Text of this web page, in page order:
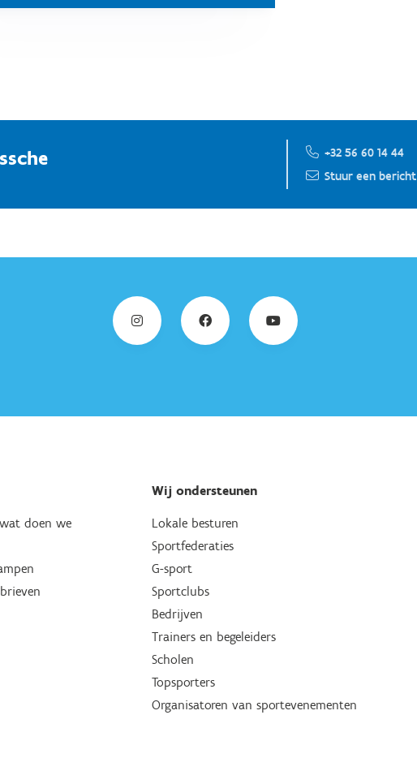
+32 56 60 14 44
Stuur een bericht
doen we
Wij ondersteunen
Lokale besturen
Sportfederaties
G-sport
Sportclubs
Bedrijven
Trainers en begeleiders
Scholen
Topsporters
Organisatoren van sportevenementen